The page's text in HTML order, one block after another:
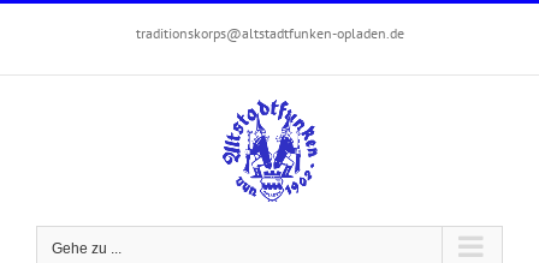
springen
traditionskorps@altstadtfunken-opladen.de
Gehe zu ...